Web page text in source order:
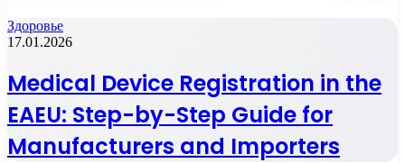
Здоровье
17.01.2026
Medical Device Registration in the
EAEU: Step-by-Step Guide for
Manufacturers and Importers